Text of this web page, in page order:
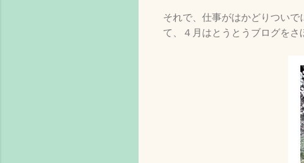
それで、仕事がはかどりつい
て、４月はとうとうブログをさ